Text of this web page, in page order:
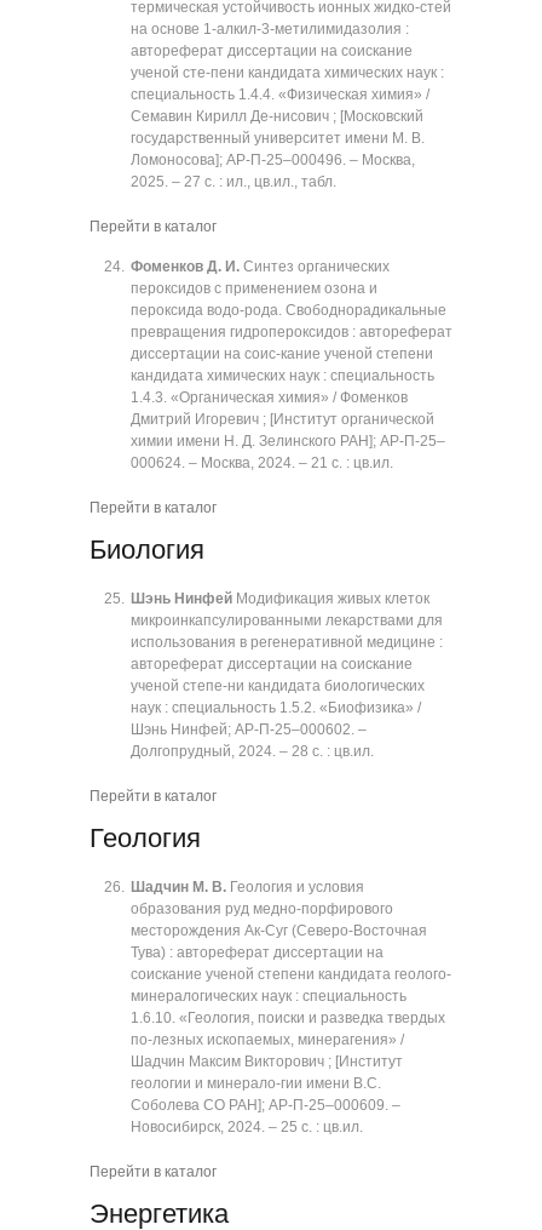
термическая устойчивость ионных жидко-стей
на основе 1-алкил-3-метилимидазолия :
автореферат диссертации на соискание
ученой сте-пени кандидата химических наук :
специальность 1.4.4. «Физическая химия» /
Семавин Кирилл Де-нисович ; [Московский
государственный университет имени М. В.
Ломоносова]; АР-П-25‒000496. ‒ Москва,
2025. ‒ 27 с. : ил., цв.ил., табл.
Перейти в каталог
Фоменков Д. И. Синтез органических
пероксидов с применением озона и
пероксида водо-рода. Свободнорадикальные
превращения гидропероксидов : автореферат
диссертации на соис-кание ученой степени
кандидата химических наук : специальность
1.4.3. «Органическая химия» / Фоменков
Дмитрий Игоревич ; [Институт органической
химии имени Н. Д. Зелинского РАН]; АР-П-25‒
000624. ‒ Москва, 2024. ‒ 21 с. : цв.ил.
Перейти в каталог
Биология
Шэнь Нинфей Модификация живых клеток
микроинкапсулированными лекарствами для
использования в регенеративной медицине :
автореферат диссертации на соискание
ученой степе-ни кандидата биологических
наук : специальность 1.5.2. «Биофизика» /
Шэнь Нинфей; АР-П-25‒000602. ‒
Долгопрудный, 2024. ‒ 28 с. : цв.ил.
Перейти в каталог
Геология
Шадчин М. В. Геология и условия
образования руд медно-порфирового
месторождения Ак-Суг (Северо-Восточная
Тува) : автореферат диссертации на
соискание ученой степени кандидата геолого-
минералогических наук : специальность
1.6.10. «Геология, поиски и разведка твердых
по-лезных ископаемых, минерагения» /
Шадчин Максим Викторович ; [Институт
геологии и минерало-гии имени В.С.
Соболева СО РАН]; АР-П-25‒000609. ‒
Новосибирск, 2024. ‒ 25 с. : цв.ил.
Перейти в каталог
Энергетика